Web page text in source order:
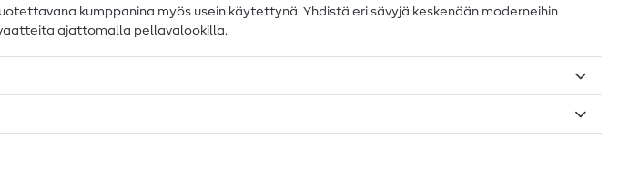
kumppanina myös usein käytettynä. Yhdistä eri sävyjä keskenään moderneihin
ajattomalla pellavalookilla.